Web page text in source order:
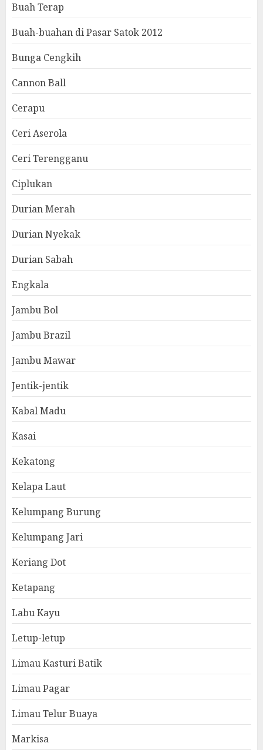
Buah Terap
Buah-buahan di Pasar Satok 2012
Bunga Cengkih
Cannon Ball
Cerapu
Ceri Aserola
Ceri Terengganu
Ciplukan
Durian Merah
Durian Nyekak
Durian Sabah
Engkala
Jambu Bol
Jambu Brazil
Jambu Mawar
Jentik-jentik
Kabal Madu
Kasai
Kekatong
Kelapa Laut
Kelumpang Burung
Kelumpang Jari
Keriang Dot
Ketapang
Labu Kayu
Letup-letup
Limau Kasturi Batik
Limau Pagar
Limau Telur Buaya
Markisa